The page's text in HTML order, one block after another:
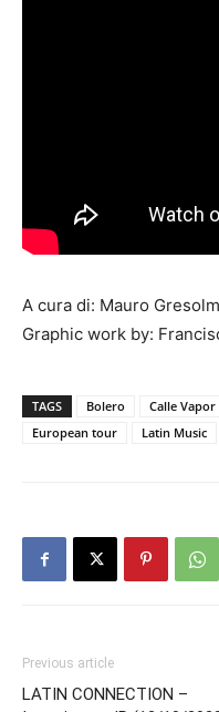
A cura di: Mauro
Graphic work by:
TAGS Bolero Calle Vapor
European tour
Latin Music
Previous article
LATIN CONNECTION –